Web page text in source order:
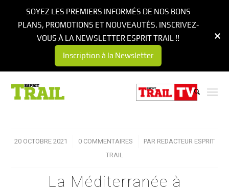
20 OCTOBRE 2021
/ 0 COMMENTAIRES
/ PAR REDACTEUR ESPRIT
TRAIL
La Méditerranée à
SOYEZ LES PREMIERS INFORMÉS DE NOS BONS
PLANS, PROMOTIONS ET NOUVEAUTÉS. INSCRIVEZ-
VOUS À LA NEWSLETTER ESPRIT TRAIL !!
Inscription à la Newsletter